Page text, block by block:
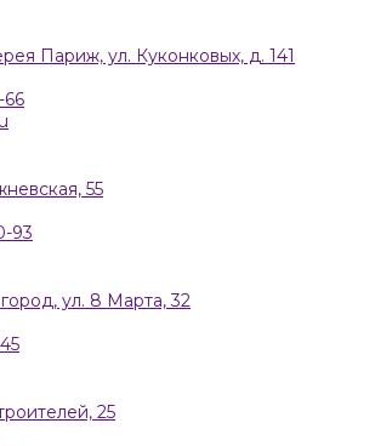
Париж, ул. Куконковых, д. 141
66
55
93
ул. 8 Марта, 32
25